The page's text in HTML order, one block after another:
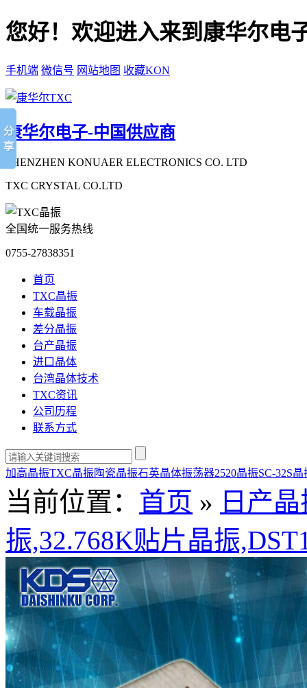
您好！欢迎进入来到康华尔电
手机端 微信号 网站地图 收藏KON
康华尔电子-中国供应商
SHENZHEN KONUAER ELECTRONICS CO. LTD
TXC CRYSTAL CO.LTD
全国统一服务热线
0755-27838351
首页
TXC晶振
车载晶振
差分晶振
台产晶振
进口晶体
台湾晶体技术
TXC资讯
公司历程
联系方式
加高晶振TXC晶振陶瓷晶振石英晶体振荡器2520晶振SC-32S晶
当前位置： 首页 » 日产
振,32.768K贴片晶振